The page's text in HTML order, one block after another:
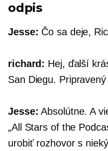
odpis
Jesse: Čo sa deje,
richard: Hej, ďalší
San Diegu.
Jesse: Absolútne. A
„All Stars of the
urobiť rozhovor s